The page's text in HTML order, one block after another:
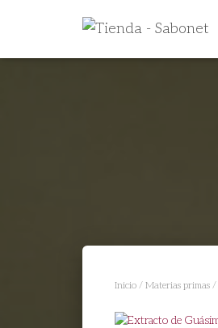
Inicio / Materias primas /